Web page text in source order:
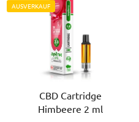
AUSVERKAUF
CBD Cartridge
Himbeere 2 ml